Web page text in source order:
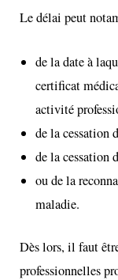
Le délai peut
de la date à
certificat
activité
de la cessation
de la cessation
ou de la
maladie.
Dès lors, il faut
professionnelles